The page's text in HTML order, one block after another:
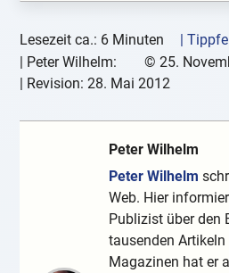
Lesezeit ca.: 6 Minuten
|
| Peter Wilhelm: © 25.
| Revision:28. Mai 2012
Peter Wilhelm
Peter Wilhelm
Web. Hier
Publizist über den
tausenden
Magazinen hat er